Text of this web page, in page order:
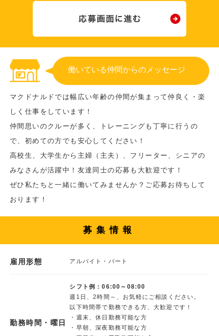
働いている仲間からのメッセージ
マクドナルドでは幅広い年齢の仲間が集まって仲良く・楽
しく仕事をしています！
仲間思いのクルーが多く、トレーニングも丁寧に行うの
で、初めての方でも安心してください！
高校生、大学生から主婦（主夫）、フリーター、シニアの
みなさんが活躍中！友達同士の応募も大歓迎です！
ぜひ私たちと一緒に働いてみませんか？ご応募お待ちして
おります！
募集情報
雇用形態 アルバイト・パート
勤務時間・曜日
シフト例：06:00～08:00
週1日、2時間～、お気軽にご相談ください。
以下時間帯で勤務できる方、大歓迎です！
・週末、休日勤務可能な方
・早朝、深夜勤務可能な方